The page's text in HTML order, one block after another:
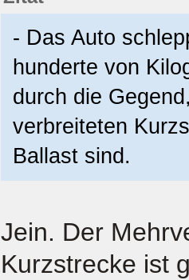
- Das Auto
hunderte von
durch die
verbreiteten
Ballast sind.
Jein. Der
Kurzstrecke ist